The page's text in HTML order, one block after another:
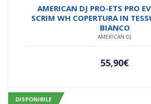
AMERICAN DJ PRO-ETS PRO
SCRIM WH COPERTURA IN
BIANCO
AMERICAN DJ
55,90€
DISPONIBILE